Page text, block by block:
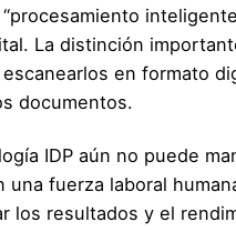
La distinción
en formato
documentos.
IDP aún no puede
fuerza laboral
los resultados y el